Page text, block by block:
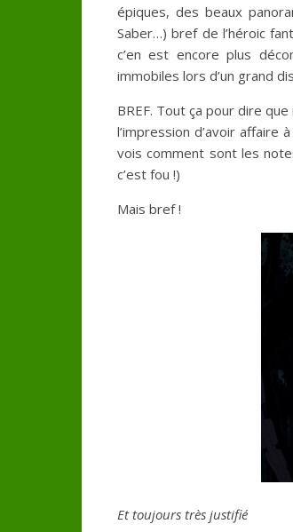
épiques, des beaux
Saber…) bref de l’héroic
c’en est encore plus
immobiles lors d’un grand
BREF. Tout ça pour dire
l’impression d’avoir affaire
vois comment sont les
c’est fou !)
Mais bref !
Et toujours très justifié